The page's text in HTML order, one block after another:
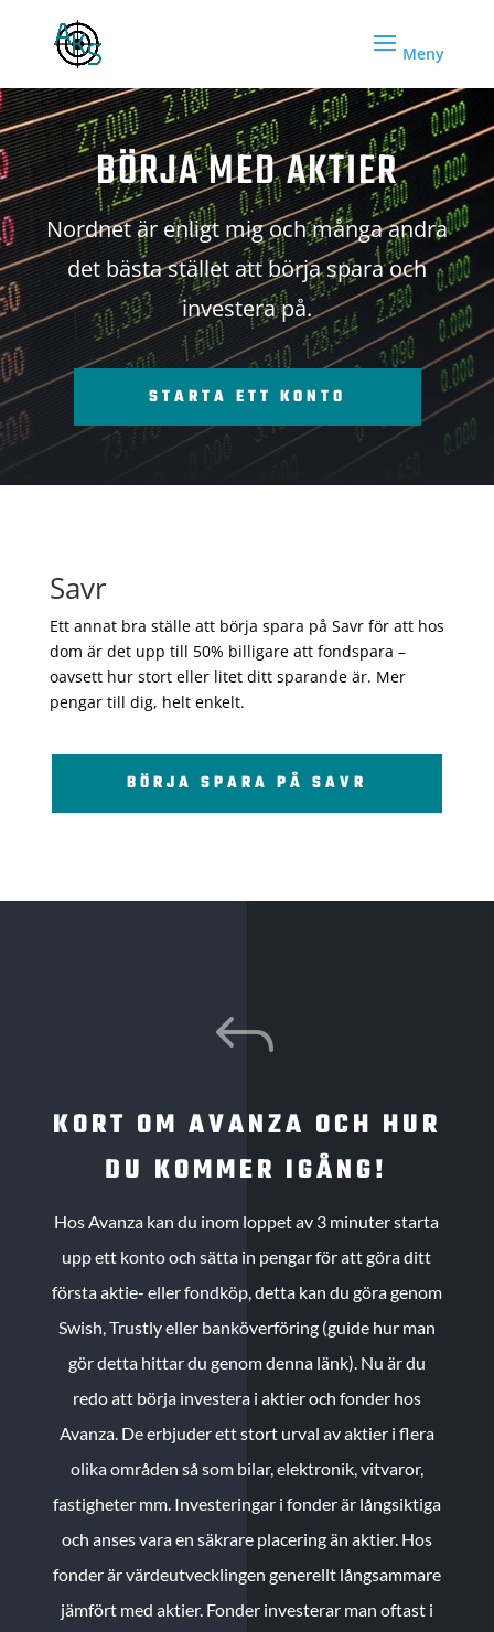
BÖRJA MED AKTIER
Nordnet är enligt mig och många andra
det bästa stället att börja spara och
investera på.
STARTA ETT KONTO
Savr
Ett annat bra ställe att börja spara på Savr för att hos
dom är det upp till 50% billigare att fondspara –
oavsett hur stort eller litet ditt sparande är. Mer
pengar till dig, helt enkelt.
BÖRJA SPARA PÅ SAVR
J
KORT OM AVANZA OCH HUR
DU KOMMER IGÅNG!
Hos Avanza kan du inom loppet av 3 minuter starta
upp ett konto och sätta in pengar för att göra ditt
första aktie- eller fondköp, detta kan du göra genom
Swish, Trustly eller banköverföring (guide hur man
gör detta hittar du genom denna länk). Nu är du
redo att börja investera i aktier och fonder hos
Avanza. De erbjuder ett stort urval av aktier i flera
olika områden så som bilar, elektronik, vitvaror,
fastigheter mm. Investeringar i fonder är långsiktiga
och anses vara en säkrare placering än aktier. Hos
fonder är värdeutvecklingen generellt långsammare
jämfört med aktier. Fonder investerar man oftast i